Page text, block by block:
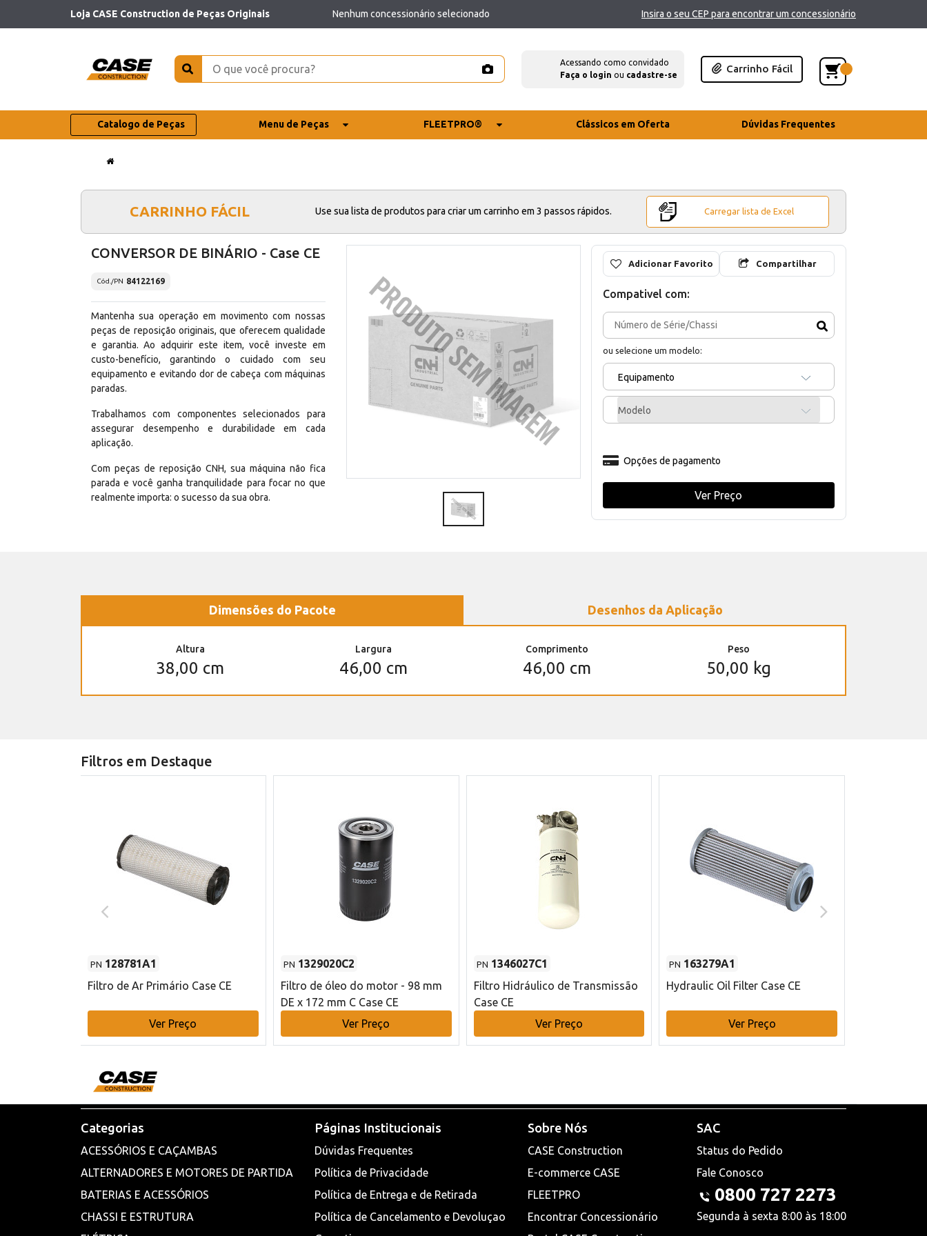
Loja CASE Construction de Peças Originais Nenhum concessionário selecionado Insira o seu CEP para encontrar um concessionário
Acessando como convidado
Faça o login ou cadastre-se
Carrinho Fácil
Catalogo de Peças Menu de Peças FLEETPRO® Clássicos em Oferta Dúvidas Frequentes
CARRINHO FÁCIL Use sua lista de produtos para criar um carrinho em 3 passos rápidos. Carregar lista de Excel
CONVERSOR DE BINÁRIO - Case CE
Cód./PN 84122169
Mantenha sua operação em movimento com nossas
peças de reposição originais, que oferecem qualidade
e garantia. Ao adquirir este item, você investe em
custo-benefício, garantindo o cuidado com seu
equipamento e evitando dor de cabeça com máquinas
paradas.
Trabalhamos com componentes selecionados para
assegurar desempenho e durabilidade em cada
aplicação.
Com peças de reposição CNH, sua máquina não fica
parada e você ganha tranquilidade para focar no que
realmente importa: o sucesso da sua obra.
Adicionar Favorito Compartilhar
Compativel com:
ou selecione um modelo:
Equipamento
Modelo
Opções de pagamento
Ver Preço
Dimensões do Pacote Desenhos da Aplicação
Altura
38,00 cm
Largura
46,00 cm
Comprimento
46,00 cm
Peso
50,00 kg
Filtros em Destaque
PN 128781A1
Filtro de Ar Primário Case CE
Ver Preço
PN 1329020C2
Filtro de óleo do motor - 98 mm
DE x 172 mm C Case CE
Ver Preço
PN 1346027C1
Filtro Hidráulico de Transmissão
Case CE
Ver Preço
PN 163279A1
Hydraulic Oil Filter Case CE
Ver Preço
Categorias
ACESSÓRIOS E CAÇAMBAS
ALTERNADORES E MOTORES DE PARTIDA
BATERIAS E ACESSÓRIOS
CHASSI E ESTRUTURA
Páginas Institucionais
Dúvidas Frequentes
Política de Privacidade
Política de Entrega e de Retirada
Política de Cancelamento e Devoluçao
Sobre Nós
CASE Construction
E-commerce CASE
FLEETPRO
Encontrar Concessionário
SAC
Status do Pedido
Fale Conosco
0800 727 2273
Segunda à sexta 8:00 às 18:00